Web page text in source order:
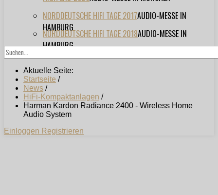
NORDDEUTSCHE HIFI TAGE 2017AUDIO-MESSE IN
HAMBURG
NORDDEUTSCHE HIFI TAGE 2018AUDIO-MESSE IN
HAMBURG
Aktuelle Seite:
Startseite /
News /
HiFi-Kompaktanlagen /
Harman Kardon Radiance 2400 - Wireless Home
Audio System
Einloggen Registrieren